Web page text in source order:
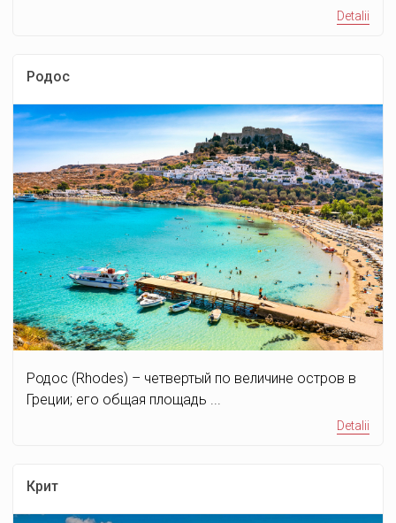
Detalii
Родос
Родос (Rhodes) – четвертый по величине остров в
Греции; его общая площадь ...
Detalii
Крит